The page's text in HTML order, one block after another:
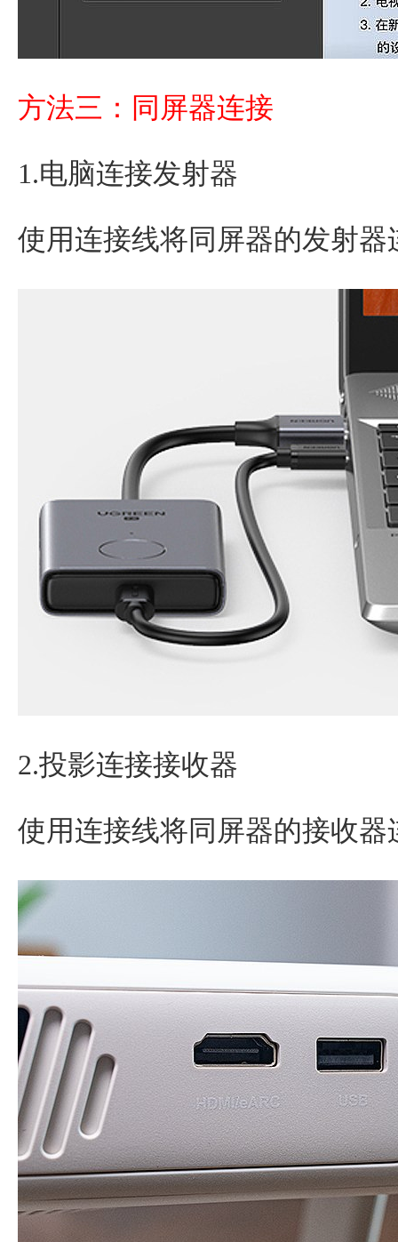
方法三：同屏器连接
1.电脑连接发射器
使用连接线将同屏器的发射器
2.投影连接接收器
使用连接线将同屏器的接收